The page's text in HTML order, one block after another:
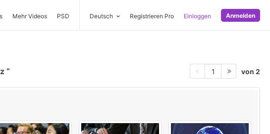
Mehr Videos PSD Deutsch Registrieren Pro Einloggen Anmelden
1 von 2